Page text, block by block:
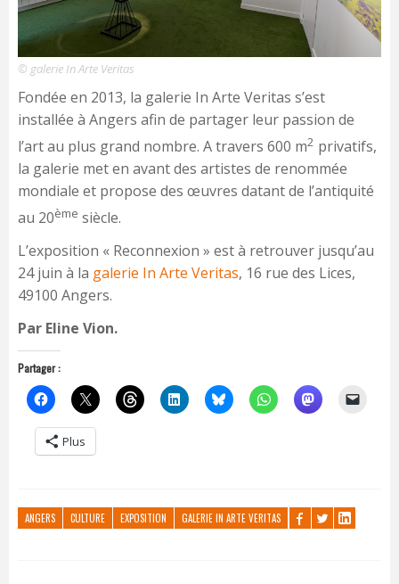
© galerie In Arte Veritas
Fondée en 2013, la galerie In Arte Veritas s’est
installée à Angers afin de partager leur passion de
l’art au plus grand nombre. A travers 600 m2 privatifs,
la galerie met en avant des artistes de renommée
mondiale et propose des œuvres datant de l’antiquité
au 20ème siècle.
L’exposition « Reconnexion » est à retrouver jusqu’au
24 juin à la galerie In Arte Veritas, 16 rue des Lices,
49100 Angers.
Par Eline Vion.
Partager :
Plus
ANGERS CULTURE EXPOSITION GALERIE IN ARTE VERITAS